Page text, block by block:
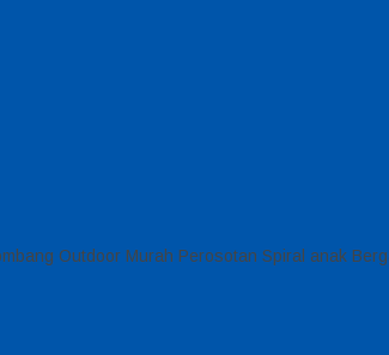
Outdoor Murah Perosotan Spiral anak